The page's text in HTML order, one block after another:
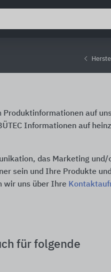
Produktinformationen auf
Informationen auf
das Marketing und/
sein und Ihre Produkte und
wir uns über Ihre
für folgende